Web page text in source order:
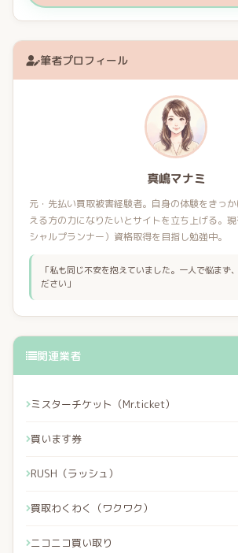
筆者プロフィール
真嶋マナミ
元・先払い買取被害経験者。自身の体験をきっ
える方の力になりたいとサイトを立ち上げる。
シャルプランナー）資格取得を目指し勉強中。
「私も同じ不安を抱えていました。一人で悩まず
ださい」
関連業者
ミスターチケット（Mr.ticket）
買います券
RUSH（ラッシュ）
買取わくわく（ワクワク）
ニコニコ買い取り